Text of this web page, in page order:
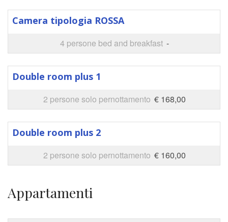
Camera tipologia ROSSA
4 persone bed and breakfast -
Double room plus 1
2 persone solo pernottamento € 168,00
Double room plus 2
2 persone solo pernottamento € 160,00
Appartamenti